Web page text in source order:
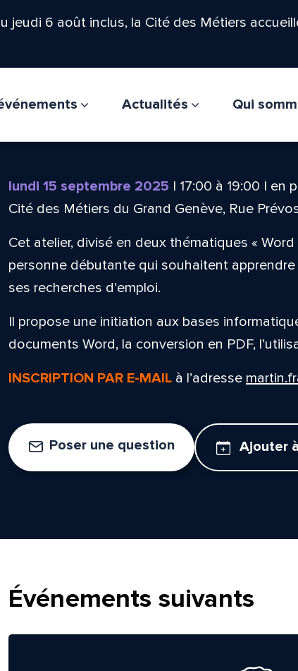
6 août inclus, la Cité des Métiers
Actualités
Qui
lundi 15 septembre 2025 | 17:00 à 19:00 | en
Cité des Métiers du Grand Genève, Rue
Cet atelier, divisé en deux thématiques «
personne débutante qui souhaitent
ses recherches d’emploi.
Il propose une initiation aux bases
documents Word, la conversion en PDF,
INSCRIPTION PAR E-MAILà l’adresse
Poser une question Ajouter
Événements suivants